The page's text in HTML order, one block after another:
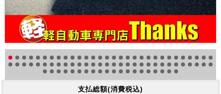
支払総額(消費税込)